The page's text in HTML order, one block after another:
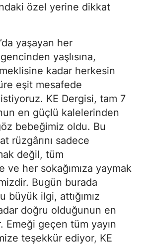
özel yerine dikkat
yaşayan her
yaşlısına,
kadar herkesin
eşit mesafede
KE Dergisi, tam 7
en güçlü kalelerinden
bebeğimiz oldu. Bu
rüzgârını sadece
değil, tüm
ve her sokağımıza yaymak
Bugün burada
büyük ilgi, attığımız
doğru olduğunun en
Emeği geçen tüm yayın
teşekkür ediyor, KE